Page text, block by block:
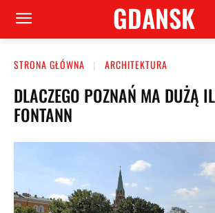
GDANSK
STRONA GŁÓWNA ARCHITEKTURA
DLACZEGO POZNAŃ MA DUŻĄ
FONTANN